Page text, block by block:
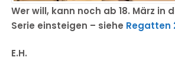
Wer will, kann noch ab 18. März in
Serie einsteigen – siehe Regatten
E.H.